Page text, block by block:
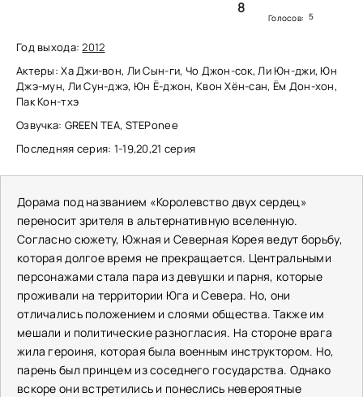
8
Голосов: 5
Год выхода:2012
Актеры: Ха Джи-вон, Ли Сын-ги, Чо Джон-сок, Ли Юн-джи, Юн
Джэ-мун, Ли Сун-джэ, Юн Ё-джон, Квон Хён-сан, Ём Дон-хон,
Пак Кон-тхэ
Озвучка: GREEN TEA, STEPonee
Последняя серия: 1-19,20,21 серия
Дорама под названием «Королевство двух сердец»
переносит зрителя в альтернативную вселенную.
Согласно сюжету, Южная и Северная Корея ведут борьбу,
которая долгое время не прекращается. Центральными
персонажами стала пара из девушки и парня, которые
проживали на территории Юга и Севера. Но, они
отличались положением и слоями общества. Также им
мешали и политические разногласия. На стороне врага
жила героиня, которая была военным инструктором. Но,
парень был принцем из соседнего государства. Однако
вскоре они встретились и понеслись невероятные